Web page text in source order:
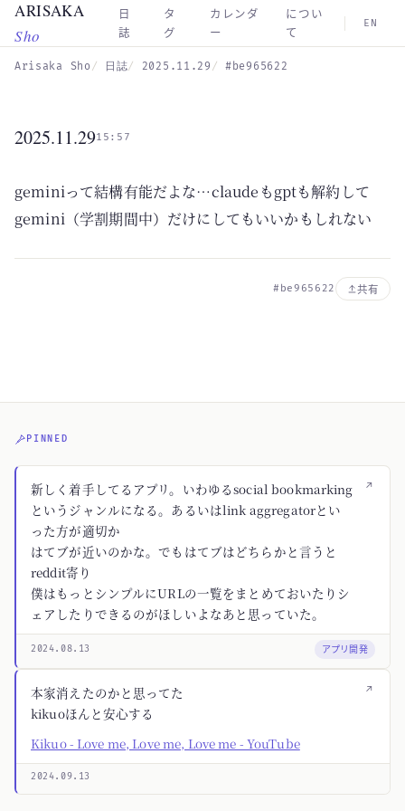
Skip to main content
ARISAKA
Sho
日
誌
タ
グ
カレンダ
ー
につい
て
EN
Arisaka Sho 日誌 2025.11.29 #be965622
2025.11.2915:57
geminiって結構有能だよな…claudeもgptも解約して
gemini（学割期間中）だけにしてもいいかもしれない
#be965622 共有
PINNED
↗
新しく着手してるアプリ。いわゆるsocial bookmarking
というジャンルになる。あるいはlink aggregatorとい
った方が適切か
はてブが近いのかな。でもはてブはどちらかと言うと
reddit寄り
僕はもっとシンプルにURLの一覧をまとめておいたりシ
ェアしたりできるのがほしいよなあと思っていた。
2024.08.13 アプリ開発
↗
本家消えたのかと思ってた
kikuoほんと安心する
Kikuo - Love me, Love me, Love me - YouTube
2024.09.13